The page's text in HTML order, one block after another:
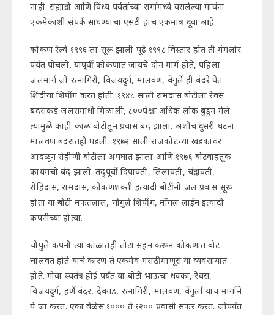
नाही. सह्याद्री आणि विंध्य पर्वतांच्या रांगांमध्ये वसलेल्या गावंना
एकमेकांशी संपर्क साधण्याचा एसटी हाच एकमात्र दूवा आहे.
कोकण रेल्वे १९९६ ला सूरू झाली पूढे १९९८ विस्तार होत ती मंगलोर
पर्यंत पोचली. यापूर्वी कोकणात जायचे दोन मार्ग होते, पहिला
जलमार्ग जो रत्नागिरी, विजयदुर्ग, मालवण, वेंगुर्ले ही बंदरे घेत
शिंदीया शिपींग करत होती. १९४८ साली रामदास बोटीला रेवस
बंदराकडे जलसमाधी मिळाली, ८००पेक्षा अधिक लोक बुडून मेले
त्यामुळे काही काळ बोटीतून प्रवास बंद झाला. अशीच दुसरी घटना
मालवण बंदरातही घडली. १९७२ साली राजकोटच्या खडकावर
आदळून रोहीणी बोटीला अपघात झाला आणि १९७६ बोटवाहतूक
कायमची बंद झाली. तद्पूर्वी दिपावती, लिलावती, चंद्रावती,
रोहिदास, रामदास, कोकणशक्ती इत्यादी बोटींनी जल प्रवास सूरू
होता या बोटी मफतलाल, चौगुले शिपींग, मोंगल लाईन इत्यादी
कंपनीच्या होत्या.
चौघुले कंपनी त्या काळातही तोटा सहन करून कोकणात बोट
चालवत होते याचे कारण ते एकमेव मराठी माणूस या व्यवसायात
होते. गोवा स्वतंत्र होई पर्यंत या बोटी भाऊचा धक्का, रेवस,
विजयदुर्ग, हर्णे बंदर, देवगड, रत्नागिरी, मालवण, वेंगुर्ला याच मार्गाने
ये जा करत. एका वेळेस १००० ते १२०० प्रवासी सफर करत. जोपर्यंत